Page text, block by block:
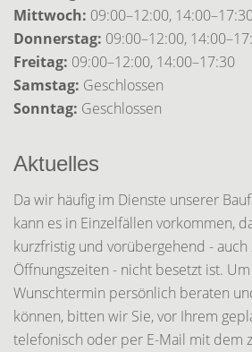
Mittwoch: 09:00–12:00,
Donnerstag: 09:00–12:00,
Freitag: 09:00–12:00, 14:00–17:30
Samstag: Geschlossen
Sonntag: Geschlossen
Aktuelles
Da wir häufig im Dienste unserer
kann es in Einzelfällen vorkommen,
kurzfristig und vorübergehend - auch
Öffnungszeiten - nicht besetzt ist.
Wunschtermin persönlich beraten
können, bitten wir Sie, vor Ihrem
telefonisch oder per E-Mail mit dem